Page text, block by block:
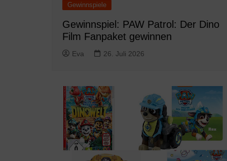
Gewinnspiele
Gewinnspiel: PAW Patrol: Der Dino
Film Fanpaket gewinnen
Eva 26. Juli 2026